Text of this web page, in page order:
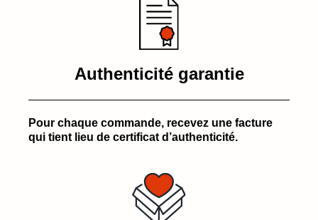
Authenticité garantie
Pour chaque commande, recevez une facture
qui tient lieu de certificat d’authenticité.